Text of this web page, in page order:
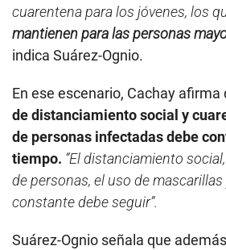
cuarentena para los jóvenes, los
mantienen para las personas
indica Suárez-Ognio.
En ese escenario, Cachay afirma
de distanciamiento social y
de personas infectadas debe
tiempo. “El distanciamiento
de personas, el uso de
constante debe seguir”.
Suárez-Ognio señala que